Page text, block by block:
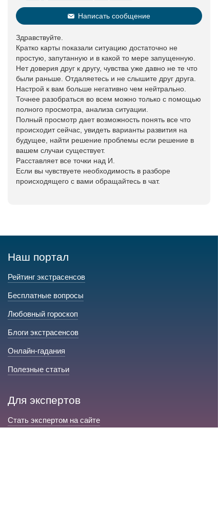
Написать сообщение
Здравствуйте.
Кратко карты показали ситуацию достаточно не
простую, запутанную и в какой то мере запущенную.
Нет доверия друг к другу, чувства уже давно не те что
были раньше. Отдаляетесь и не слышите друг друга.
Настрой к вам больше негативно чем нейтрально.
Точнее разобраться во всем можно только с помощью
полного просмотра, анализа ситуации.
Полный просмотр дает возможность понять все что
происходит сейчас, увидеть варианты развития на
будущее, найти решение проблемы если решение в
вашем случаи существует.
Расставляет все точки над И.
Если вы чувствуете необходимость в разборе
происходящего с вами обращайтесь в чат.
Наш портал
Рейтинг экстрасенсов
Бесплатные вопросы
Любовный гороскоп
Блоги экстрасенсов
Онлайн-гадания
Полезные статьи
Для экспертов
Стать экспертом на сайте